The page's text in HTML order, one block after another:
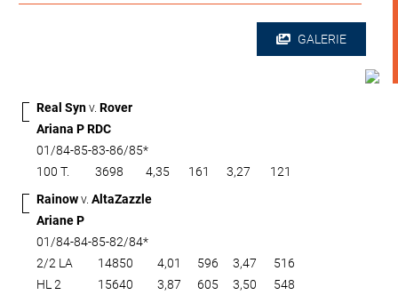
GALERIE
Real Synv. Rover
Ariana P RDC
01/84-85-83-86/85*
100 T.
3698 4,35 161 3,27
121
Rainowv. AltaZazzle
Ariane P
01/84-84-85-82/84*
2/2 LA
14850 4,01 596 3,47
516
HL 2
15640 3,87 605 3,50
548